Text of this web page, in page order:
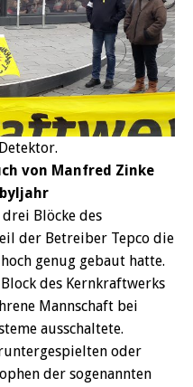
von Manfred Zinke
Blöcke des
der Betreiber Tepco die
genug gebaut hatte.
des Kernkraftwerks
Mannschaft bei
ausschaltete.
oder
der sogenannten